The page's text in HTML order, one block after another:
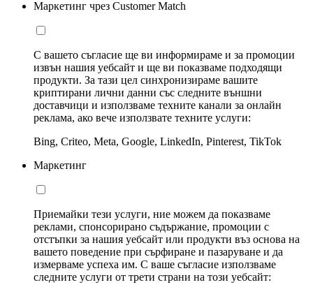
Маркетинг чрез Customer Match
С вашето съгласие ще ви информираме и за промоции
извън нашия уебсайт и ще ви показваме подходящи
продукти. За тази цел синхронизираме вашите
криптирани лични данни със следните външни
доставчици и използваме техните канали за онлайн
реклама, ако вече използвате техните услуги:
Bing, Criteo, Meta, Google, LinkedIn, Pinterest, TikTok
Маркетинг
Приемайки тези услуги, ние можем да показваме
реклами, спонсорирано съдържание, промоции с
отстъпки за нашия уебсайт или продукти въз основа на
вашето поведение при сърфиране и пазаруване и да
измерваме успеха им. С ваше съгласие използваме
следните услуги от трети страни на този уебсайт: